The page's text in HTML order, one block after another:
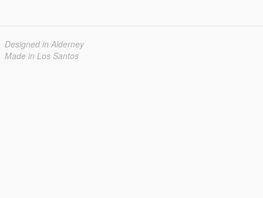
Designed in Alderney
Made in Los Santos